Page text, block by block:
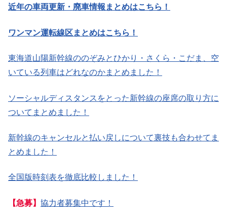
近年の車両更新・廃車情報まとめはこちら！
ワンマン運転線区まとめはこちら！
東海道山陽新幹線ののぞみとひかり・さくら・こだま、空
いている列車はどれなのかまとめました！
ソーシャルディスタンスをとった新幹線の座席の取り方に
ついてまとめました！
新幹線のキャンセルと払い戻しについて裏技も合わせてま
とめました！
全国版時刻表を徹底比較しました！
【急募】 協力者募集中です！